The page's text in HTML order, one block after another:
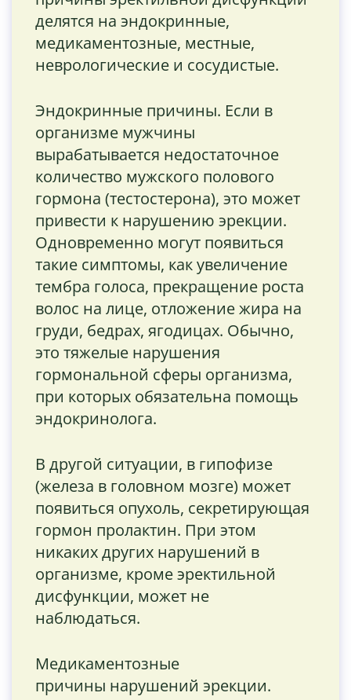
делятся на эндокринные,
медикаментозные, местные,
неврологические и сосудистые.
Эндокринные причины. Если в
организме мужчины
вырабатывается недостаточное
количество мужского полового
гормона (тестостерона), это может
привести к нарушению эрекции.
Одновременно могут появиться
такие симптомы, как увеличение
тембра голоса, прекращение роста
волос на лице, отложение жира на
груди, бедрах, ягодицах. Обычно,
это тяжелые нарушения
гормональной сферы организма,
при которых обязательна помощь
эндокринолога.
В другой ситуации, в гипофизе
(железа в головном мозге) может
появиться опухоль, секретирующая
гормон пролактин. При этом
никаких других нарушений в
организме, кроме эректильной
дисфункции, может не
наблюдаться.
Медикаментозные
причины нарушений эрекции.